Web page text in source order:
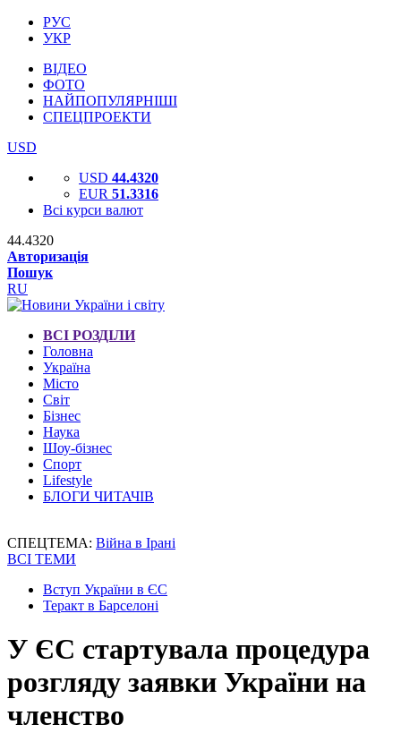
РУС
УКР
ВІДЕО
ФОТО
НАЙПОПУЛЯРНІШІ
СПЕЦПРОЕКТИ
USD
USD 44.4320
EUR 51.3316
Всі курси валют
44.4320
Авторизація
Пошук
RU
ВСІ РОЗДІЛИ
Головна
Україна
Місто
Світ
Бізнес
Наука
Шоу-бізнес
Спорт
Lifestyle
БЛОГИ ЧИТАЧІВ
СПЕЦТЕМА: Війна в Ірані
ВСІ ТЕМИ
Вступ України в ЄС
Теракт в Барселоні
У ЄС стартувала процедура
розгляду заявки України на
членство